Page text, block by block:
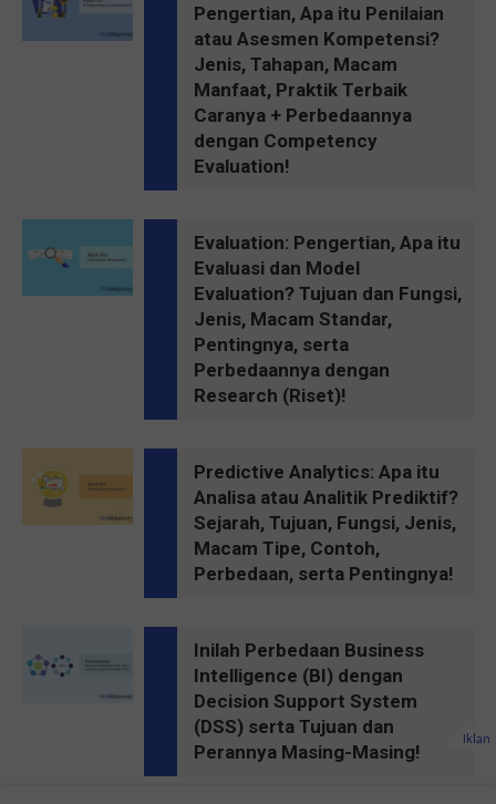
Pengertian, Apa itu Penilaian
atau Asesmen Kompetensi?
Jenis, Tahapan, Macam
Manfaat, Praktik Terbaik
Caranya + Perbedaannya
dengan Competency
Evaluation!
Evaluation: Pengertian, Apa itu
Evaluasi dan Model
Evaluation? Tujuan dan Fungsi,
Jenis, Macam Standar,
Pentingnya, serta
Perbedaannya dengan
Research (Riset)!
Predictive Analytics: Apa itu
Analisa atau Analitik Prediktif?
Sejarah, Tujuan, Fungsi, Jenis,
Macam Tipe, Contoh,
Perbedaan, serta Pentingnya!
Inilah Perbedaan Business
Intelligence (BI) dengan
Decision Support System
(DSS) serta Tujuan dan
Perannya Masing-Masing!
Iklan